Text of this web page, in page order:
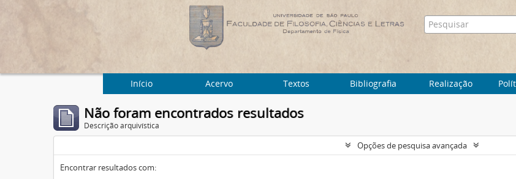
Início Acervo Textos Bibliografia Realização
Não foram encontrados resultados
Descrição arquivística
Opções de pesquisa avançada
Encontrar resultados com: